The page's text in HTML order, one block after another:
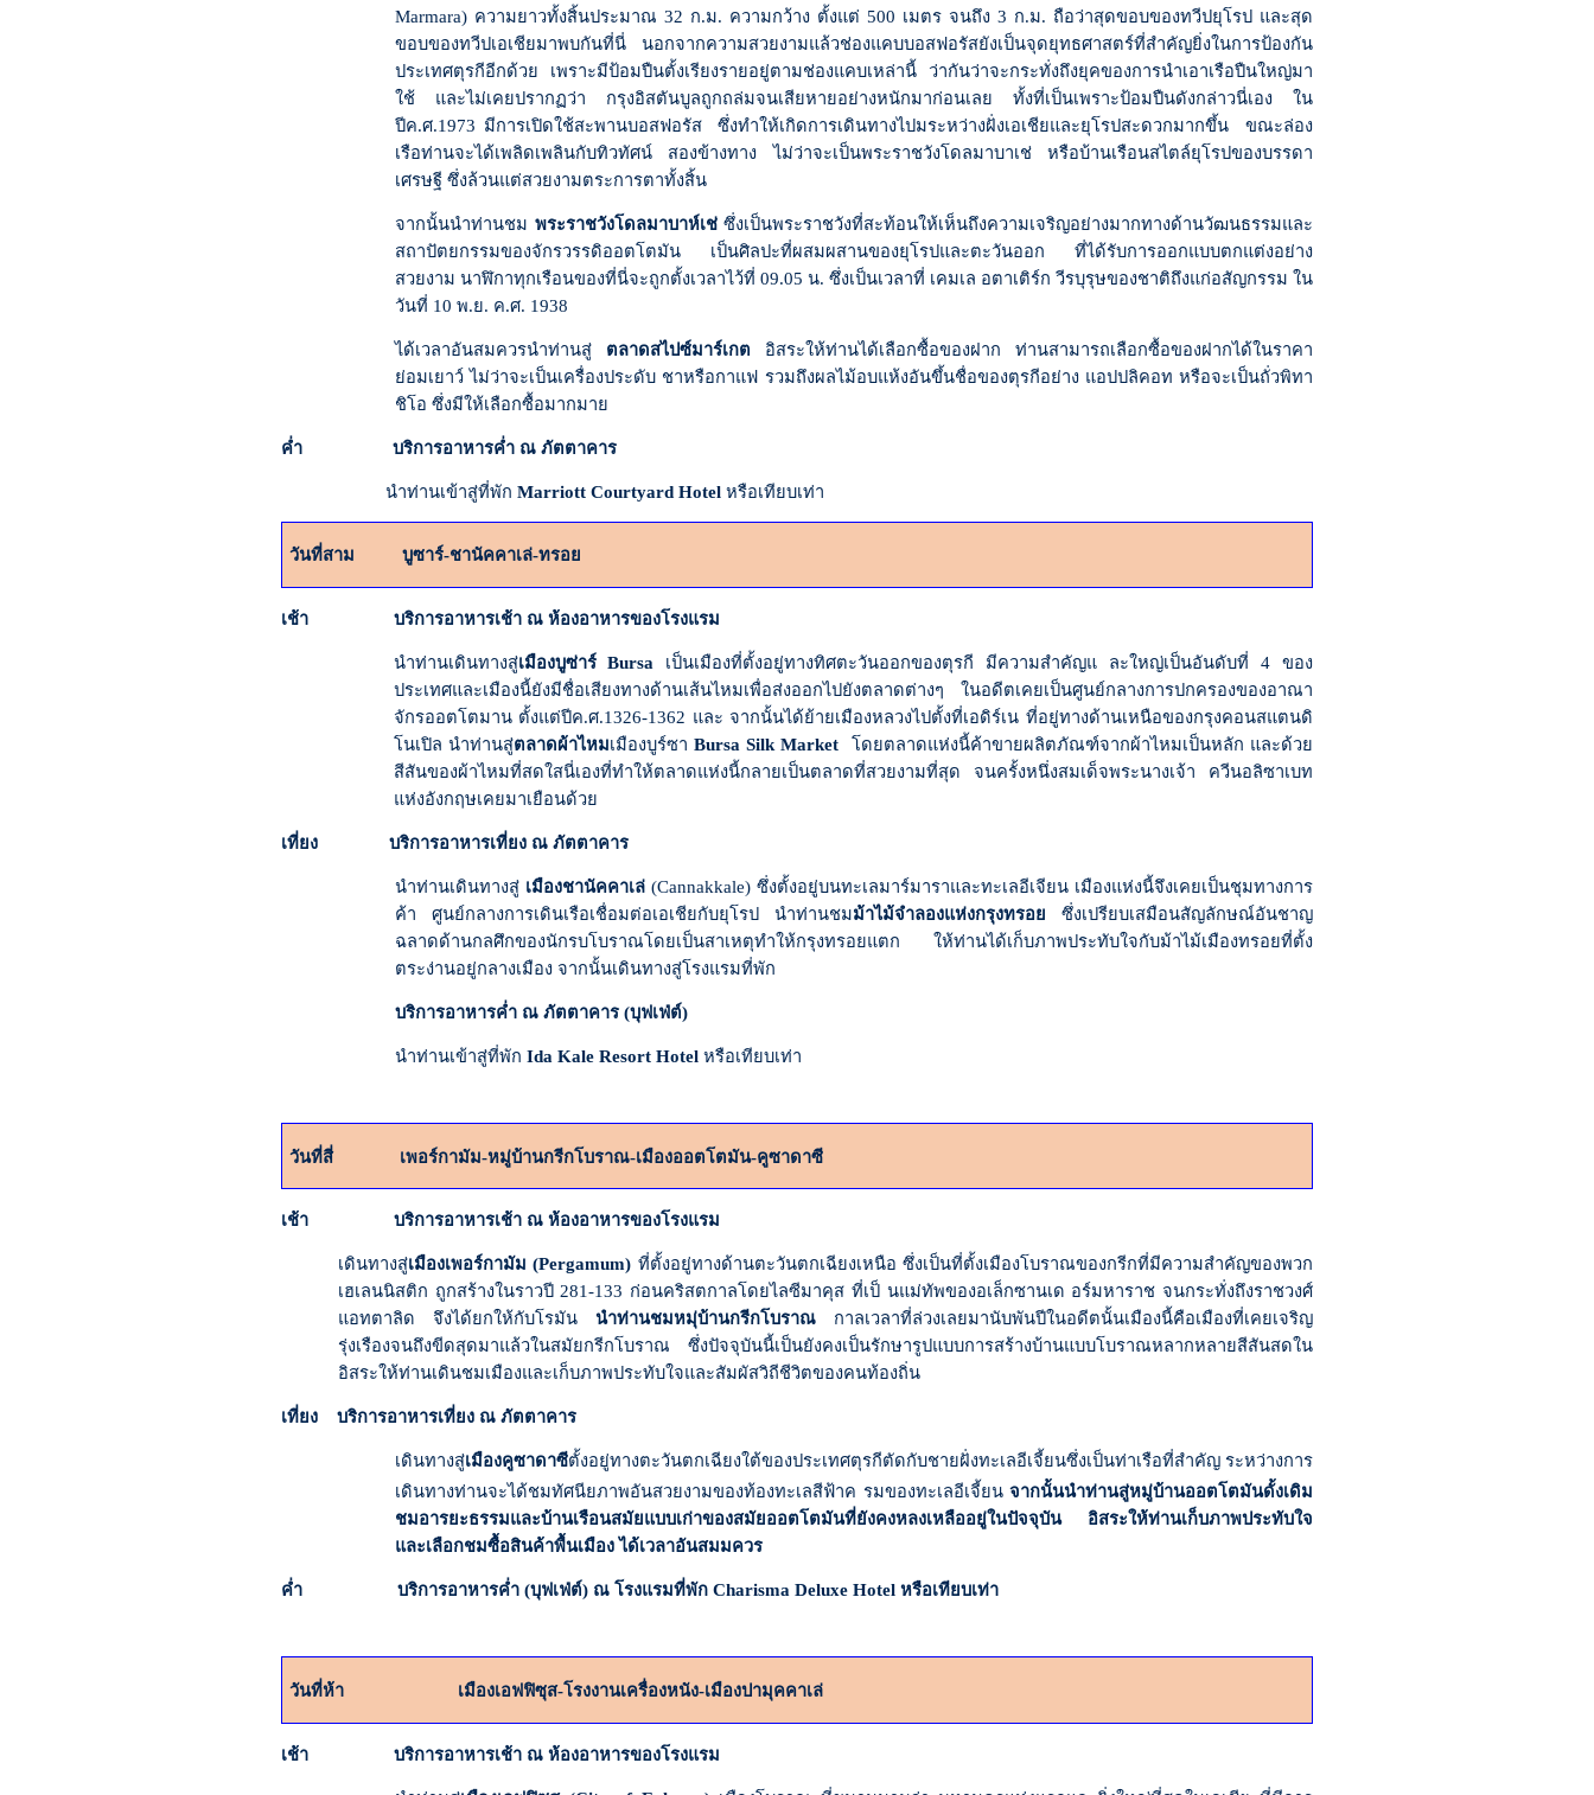
Marmara) ความยาวทั้งสิ้นประมาณ 32 ก.ม. ความกว้าง ตั้งแต่ 500 เมตร จนถึง 3 ก.ม. ถือว่าสุดขอบของทวีปยุโรป และสุด
ขอบของทวีปเอเชียมาพบกันที่นี่ นอกจากความสวยงามแล้วช่องแคบบอสฟอรัสยังเป็นจุดยุทธศาสตร์ที่สำคัญยิ่งในการป้องกัน
ประเทศตุรกีอีกด้วย เพราะมีป้อมปืนตั้งเรียงรายอยู่ตามช่องแคบเหล่านี้ ว่ากันว่าจะกระทั่งถึงยุคของการนำเอาเรือปืนใหญ่มา
ใช้ และไม่เคยปรากฏว่า กรุงอิสตันบูลถูกถล่มจนเสียหายอย่างหนักมาก่อนเลย ทั้งที่เป็นเพราะป้อมปืนดังกล่าวนี่เอง ใน
ปีค.ศ.1973 มีการเปิดใช้สะพานบอสฟอรัส ซึ่งทำให้เกิดการเดินทางไปมระหว่างฝั่งเอเชียและยุโรปสะดวกมากขึ้น ขณะล่อง
เรือท่านจะได้เพลิดเพลินกับทิวทัศน์ สองข้างทาง ไม่ว่าจะเป็นพระราชวังโดลมาบาเช่ หรือบ้านเรือนสไตล์ยุโรปของบรรดา
เศรษฐี ซึ่งล้วนแต่สวยงามตระการตาทั้งสิ้น
จากนั้นนำท่านชม พระราชวังโดลมาบาห์เช่ซึ่งเป็นพระราชวังที่สะท้อนให้เห็นถึงความเจริญอย่างมากทางด้านวัฒนธรรมและ
สถาปัตยกรรมของจักรวรรดิออตโตมัน เป็นศิลปะที่ผสมผสานของยุโรปและตะวันออก ที่ได้รับการออกแบบตกแต่งอย่าง
สวยงาม นาฬิกาทุกเรือนของที่นี่จะถูกตั้งเวลาไว้ที่ 09.05 น. ซึ่งเป็นเวลาที่ เคมเล อตาเติร์ก วีรบุรุษของชาติถึงแก่อสัญกรรม ใน
วันที่ 10 พ.ย. ค.ศ. 1938
ได้เวลาอันสมควรนำท่านสู่ ตลาดสไปซ์มาร์เกต อิสระให้ท่านได้เลือกซื้อของฝาก ท่านสามารถเลือกซื้อของฝากได้ในราคา
ย่อมเยาว์ ไม่ว่าจะเป็นเครื่องประดับ ชาหรือกาแฟ รวมถึงผลไม้อบแห้งอันขึ้นชื่อของตุรกีอย่าง แอปปลิคอท หรือจะเป็นถั่วพิทา
ชิโอ ซึ่งมีให้เลือกซื้อมากมาย
ค่ำ บริการอาหารค่ำ ณ ภัตตาคาร
นำท่านเข้าสู่ที่พัก Marriott Courtyard Hotel หรือเทียบเท่า
วันที่สาม บูซาร์-ชานัคคาเล่-ทรอย
เช้า บริการอาหารเช้า ณ ห้องอาหารของโรงแรม
นำท่านเดินทางสู่เมืองบูซ่าร์Bursa เป็นเมืองที่ตั้งอยู่ทางทิศตะวันออกของตุรกี มีความสำคัญแ ละใหญ่เป็นอันดับที่4ของ
ประเทศและเมืองนี้ยังมีชื่อเสียงทางด้านเส้นไหมเพื่อส่งออกไปยังตลาดต่างๆ ในอดีตเคยเป็นศูนย์กลางการปกครองของอาณา
จักรออตโตมาน ตั้งแต่ปีค.ศ.1326-1362 และ จากนั้นได้ย้ายเมืองหลวงไปตั้งที่เอดิร์เน ที่อยู่ทางด้านเหนือของกรุงคอนสแตนดิ
โนเปิล นำท่านสู่ตลาดผ้าไหมเมืองบูร์ซา Bursa Silk Market
โดยตลาดแห่งนี้ค้าขายผลิตภัณฑ์จากผ้าไหมเป็นหลัก และด้วย
สีสันของผ้าไหมที่สดใสนี่เองที่ทำให้ตลาดแห่งนี้กลายเป็นตลาดที่สวยงามที่สุด จนครั้งหนึ่งสมเด็จพระนางเจ้า ควีนอลิซาเบท
แห่งอังกฤษเคยมาเยือนด้วย
เที่ยง บริการอาหารเที่ยง ณ ภัตตาคาร
นำท่านเดินทางสู่ เมืองชานัคคาเล่ (Cannakkale) ซึ่งตั้งอยู่บนทะเลมาร์มาราและทะเลอีเจียน เมืองแห่งนี้จึงเคยเป็นชุมทางการ
ค้า ศูนย์กลางการเดินเรือเชื่อมต่อเอเชียกับยุโรป นำท่านชมม้าไม้จำลองแห่งกรุงทรอย ซึ่งเปรียบเสมือนสัญลักษณ์อันชาญ
ฉลาดด้านกลศึกของนักรบโบราณโดยเป็นสาเหตุทำให้กรุงทรอยแตก ให้ท่านได้เก็บภาพประทับใจกับม้าไม้เมืองทรอยที่ตั้ง
ตระง่านอยู่กลางเมือง จากนั้นเดินทางสู่โรงแรมที่พัก
บริการอาหารค่ำ ณ ภัตตาคาร (บุฟเฟ่ต์)
นำท่านเข้าสู่ที่พัก Ida Kale Resort Hotel หรือเทียบเท่า
วันที่สี่ เพอร์กามัม-หมู่บ้านกรีกโบราณ-เมืองออตโตมัน-คูซาดาซี
เช้า บริการอาหารเช้า ณ ห้องอาหารของโรงแรม
เดินทางสู่เมืองเพอร์กามัม (Pergamum) ที่ตั้งอยู่ทางด้านตะวันตกเฉียงเหนือ ซึ่งเป็นที่ตั้งเมืองโบราณของกรีกที่มีความสำคัญของพวก
เฮเลนนิสติก ถูกสร้างในราวปี281-133 ก่อนคริสตกาลโดยไลซีมาคุส ที่เป็ นแม่ทัพของอเล็กซานเด อร์มหาราช จนกระทั่งถึงราชวงศ์
แอทตาลิด จึงได้ยกให้กับโรมัน นำท่านชมหมุ่บ้านกรีกโบราณ กาลเวลาที่ล่วงเลยมานับพันปีในอดีตนั้นเมืองนี้คือเมืองที่เคยเจริญ
รุ่งเรืองจนถึงขีดสุดมาแล้วในสมัยกรีกโบราณ ซึ่งปัจจุบันนี้เป็นยังคงเป็นรักษารูปแบบการสร้างบ้านแบบโบราณหลากหลายสีสันสดใน
อิสระให้ท่านเดินชมเมืองและเก็บภาพประทับใจและสัมผัสวิถีชีวิตของคนท้องถิ่น
เที่ยง บริการอาหารเที่ยง ณ ภัตตาคาร
เดินทางสู่เมืองคูซาดาซีตั้งอยู่ทางตะวันตกเฉียงใต้ของประเทศตุรกีตัดกับชายฝั่งทะเลอีเจี้ยนซึ่งเป็นท่าเรือที่สำคัญ ระหว่างการ
เดินทางท่านจะได้ชมทัศนียภาพอันสวยงามของท้องทะเลสีฟ้าค รมของทะเลอีเจี้ยน จากนั้นนำท่านสู่หมู่บ้านออตโตมันดั้งเดิม
ชมอารยะธรรมและบ้านเรือนสมัยแบบเก่าของสมัยออตโตมันที่ยังคงหลงเหลืออยู่ในปัจจุบัน อิสระให้ท่านเก็บภาพประทับใจ
และเลือกชมซื้อสินค้าพื้นเมือง ได้เวลาอันสมมควร
ค่ำ บริการอาหารค่ำ (บุฟเฟ่ต์) ณ โรงแรมที่พัก Charisma Deluxe Hotel หรือเทียบเท่า
วันที่ห้า เมืองเอฟฟิซุส-โรงงานเครื่องหนัง-เมืองปามุคคาเล่
เช้า บริการอาหารเช้า ณ ห้องอาหารของโรงแรม